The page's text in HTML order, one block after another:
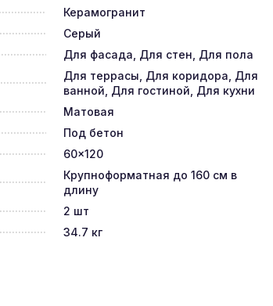
Керамогранит
Серый
Для фасада, Для стен, Для пола
Для террасы, Для коридора, Для
ванной, Для гостиной, Для кухни
Матовая
Под бетон
60x120
Крупноформатная до 160 см в
длину
2 шт
34.7 кг